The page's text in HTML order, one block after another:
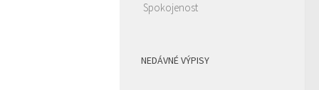
Spokojenost
NEDÁVNÉ VÝPISY